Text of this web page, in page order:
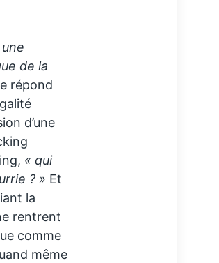
de la
répond
d’une
« qui
? » Et
la
rentrent
comme
même